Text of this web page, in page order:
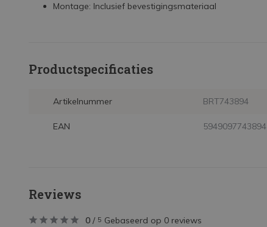
Montage: Inclusief bevestigingsmateriaal
Productspecificaties
Artikelnummer BRT743894
EAN 5949097743894
Reviews
0 / 5 Gebaseerd op 0 reviews